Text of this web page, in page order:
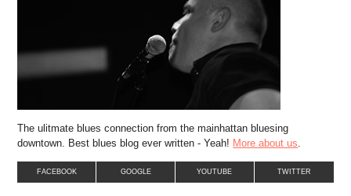
The ulitmate blues connection from the mainhattan bluesing
downtown. Best blues blog ever written - Yeah! More about us
FACEBOOK GOOGLE YOUTUBE TWITTER